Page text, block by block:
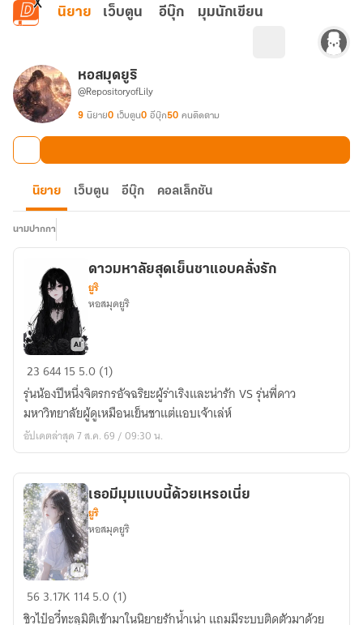
ข้ามไปยังเนื้อหาหลัก
นิยาย เว็บตูน อีบุ๊ก มุมนักเขียน
หอสมุดยูริ
@RepositoryofLily
9 นิยาย0 เว็บตูน0 อีบุ๊ก50 คนติดตาม
นิยาย เว็บตูน อีบุ๊ก คอลเล็กชัน
นามปากกา
ดาว
มหา
ลัย
สุด
เย็น
แอบ
คลั่ง
รัก
ดาวมหาลัยสุดเย็นชาแอบคลั่งรัก
ยูริ
หอสมุดยูริ
2364415 5.0 (1)
รุ่นน้องปีหนึ่งจิตรกรอัจฉริยะผู้ร่าเริงและน่ารัก VS รุ่นพี่ดาว
มหาวิทยาลัยผู้ดูเหมือนเย็นชาแต่แอบเจ้าเล่ห์
อัปเดตล่าสุด 7 ส.ค. 69 / 09:30 น.
เธอ
มี
เธอมีมุมแบบนี้ด้วยเหรอเนี่ย
ยูริ
หอสมุดยูริ
563.17K 1145.0 (1)
ชิวไป๋อวี๋ทะลุมิติเข้ามาในนิยายรักน้ำเน่า แถมมีระบบติดตัวมาด้วย